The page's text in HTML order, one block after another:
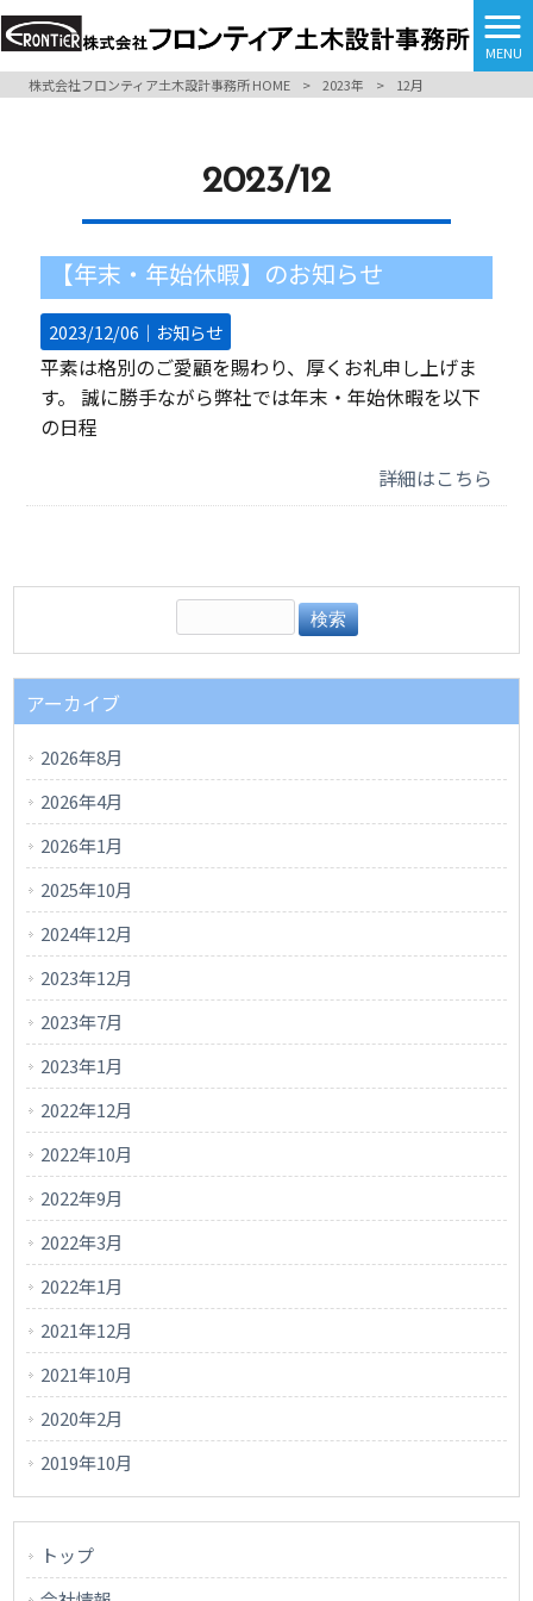
MENU
株式会社フロンティア土木設計事務所 HOME
> 2023年 > 12月
2023/12
【年末・年始休暇】のお知らせ
2023/12/06｜ お知らせ
平素は格別のご愛顧を賜わり、厚くお礼申し上げま
す。 誠に勝手ながら弊社では年末・年始休暇を以下
の日程
詳細はこちら
アーカイブ
2026年8月
2026年4月
2026年1月
2025年10月
2024年12月
2023年12月
2023年7月
2023年1月
2022年12月
2022年10月
2022年9月
2022年3月
2022年1月
2021年12月
2021年10月
2020年2月
2019年10月
トップ